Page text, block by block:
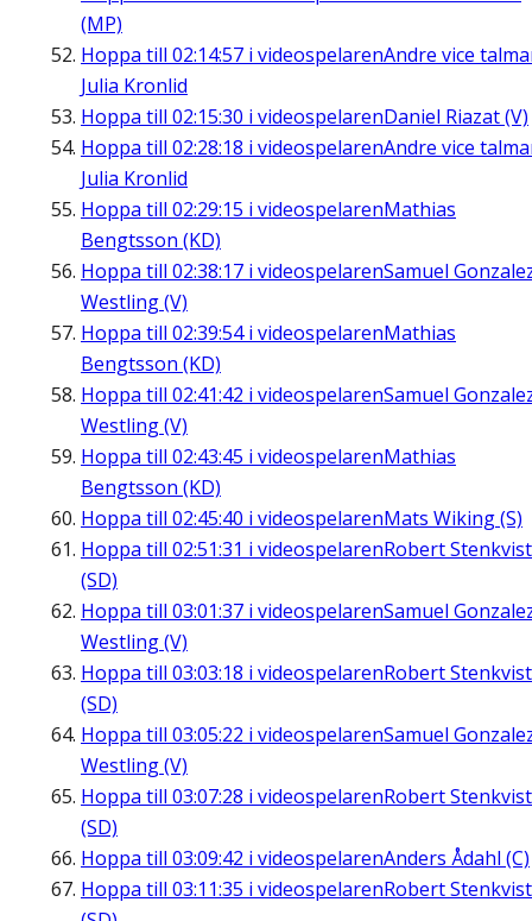
(MP)
Hoppa till 02:14:57 i videospelarenAndre vice
Julia Kronlid
Hoppa till 02:15:30 i videospelarenDaniel Riazat (V)
Hoppa till 02:28:18 i videospelarenAndre vice
Julia Kronlid
Hoppa till 02:29:15 i videospelarenMathias
Bengtsson (KD)
Hoppa till 02:38:17 i videospelarenSamuel
Westling (V)
Hoppa till 02:39:54i videospelarenMathias
Bengtsson (KD)
Hoppa till 02:41:42 i videospelarenSamuel
Westling (V)
Hoppa till 02:43:45 i videospelarenMathias
Bengtsson (KD)
Hoppa till 02:45:40 i videospelarenMats Wiking (S)
Hoppa till 02:51:31 i videospelarenRobert Stenkvist
(SD)
Hoppa till 03:01:37 i videospelarenSamuel
Westling (V)
Hoppa till 03:03:18 i videospelarenRobert Stenkvist
(SD)
Hoppa till 03:05:22 i videospelarenSamuel
Westling (V)
Hoppa till 03:07:28 i videospelarenRobert Stenkvist
(SD)
Hoppa till 03:09:42 i videospelarenAnders Ådahl (C)
Hoppa till 03:11:35 i videospelarenRobert Stenkvist